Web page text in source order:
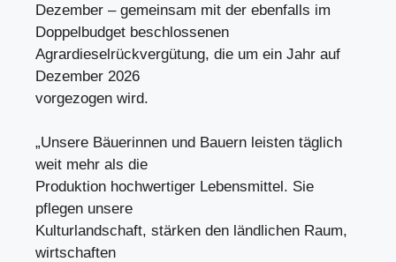
Dezember – gemeinsam mit der ebenfalls im
Doppelbudget beschlossenen
Agrardieselrückvergütung, die um ein Jahr auf
Dezember 2026
vorgezogen wird.
„Unsere Bäuerinnen und Bauern leisten täglich
weit mehr als die
Produktion hochwertiger Lebensmittel. Sie
pflegen unsere
Kulturlandschaft, stärken den ländlichen Raum,
wirtschaften